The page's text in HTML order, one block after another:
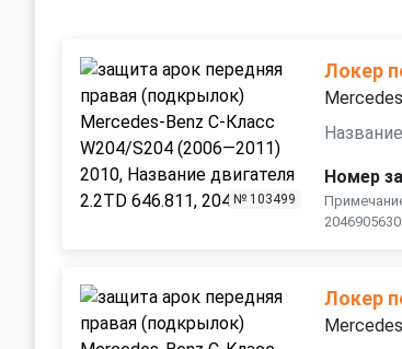
№ 103499
Локер
Номер
2046905630
Локер